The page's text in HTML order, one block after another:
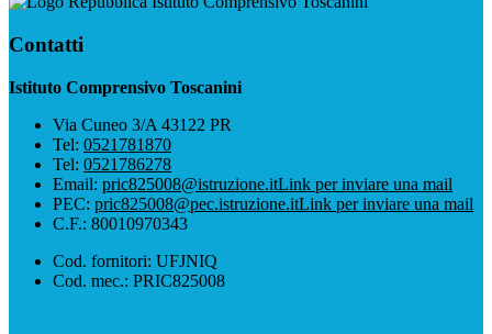
Contatti
Istituto Comprensivo Toscanini
Via Cuneo 3/A 43122 PR
Tel: 0521781870
Tel: 0521786278
Email: pric825008@istruzione.itLink per inviare una mail
PEC: pric825008@pec.istruzione.itLink per inviare una mail
C.F.: 80010970343
Cod. fornitori: UFJNIQ
Cod. mec.: PRIC825008